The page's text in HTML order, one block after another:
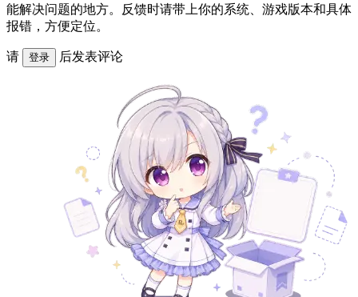
能解决问题的地方。反馈时请带上你的系统、游戏版本和具体
报错，方便定位。
请 登录 后发表评论